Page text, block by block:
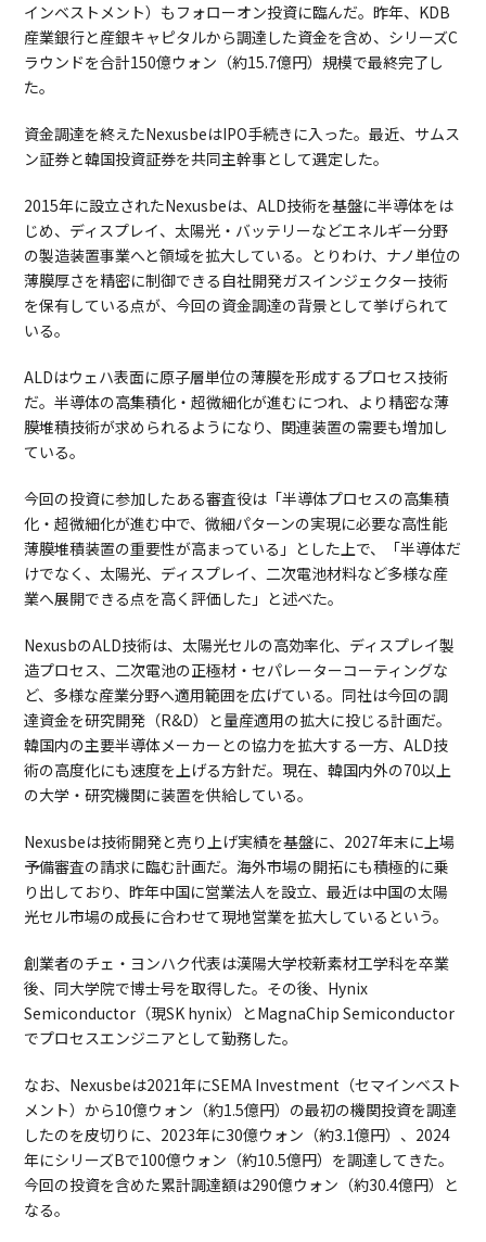
インベストメント）もフォローオン投資に臨んだ。昨年、KDB
産業銀行と産銀キャピタルから調達した資金を含め、シリーズC
ラウンドを合計150億ウォン（約15.7億円）規模で最終完了し
た。
資金調達を終えたNexusbeはIPO手続きに入った。最近、サムス
ン証券と韓国投資証券を共同主幹事として選定した。
2015年に設立されたNexusbeは、ALD技術を基盤に半導体をは
じめ、ディスプレイ、太陽光・バッテリーなどエネルギー分野
の製造装置事業へと領域を拡大している。とりわけ、ナノ単位の
薄膜厚さを精密に制御できる自社開発ガスインジェクター技術
を保有している点が、今回の資金調達の背景として挙げられて
いる。
ALDはウェハ表面に原子層単位の薄膜を形成するプロセス技術
だ。半導体の高集積化・超微細化が進むにつれ、より精密な薄
膜堆積技術が求められるようになり、関連装置の需要も増加し
ている。
今回の投資に参加したある審査役は「半導体プロセスの高集積
化・超微細化が進む中で、微細パターンの実現に必要な高性能
薄膜堆積装置の重要性が高まっている」とした上で、「半導体だ
けでなく、太陽光、ディスプレイ、二次電池材料など多様な産
業へ展開できる点を高く評価した」と述べた。
NexusbのALD技術は、太陽光セルの高効率化、ディスプレイ製
造プロセス、二次電池の正極材・セパレーターコーティングな
ど、多様な産業分野へ適用範囲を広げている。同社は今回の調
達資金を研究開発（R&D）と量産適用の拡大に投じる計画だ。
韓国内の主要半導体メーカーとの協力を拡大する一方、ALD技
術の高度化にも速度を上げる方針だ。現在、韓国内外の70以上
の大学・研究機関に装置を供給している。
Nexusbeは技術開発と売り上げ実績を基盤に、2027年末に上場
予備審査の請求に臨む計画だ。海外市場の開拓にも積極的に乗
り出しており、昨年中国に営業法人を設立、最近は中国の太陽
光セル市場の成長に合わせて現地営業を拡大しているという。
創業者のチェ・ヨンハク代表は漢陽大学校新素材工学科を卒業
後、同大学院で博士号を取得した。その後、Hynix
Semiconductor（現SK hynix）とMagnaChip Semiconductor
でプロセスエンジニアとして勤務した。
なお、Nexusbeは2021年にSEMA Investment（セマインベスト
メント）から10億ウォン（約1.5億円）の最初の機関投資を調達
したのを皮切りに、2023年に30億ウォン（約3.1億円）、2024
年にシリーズBで100億ウォン（約10.5億円）を調達してきた。
今回の投資を含めた累計調達額は290億ウォン（約30.4億円）と
なる。